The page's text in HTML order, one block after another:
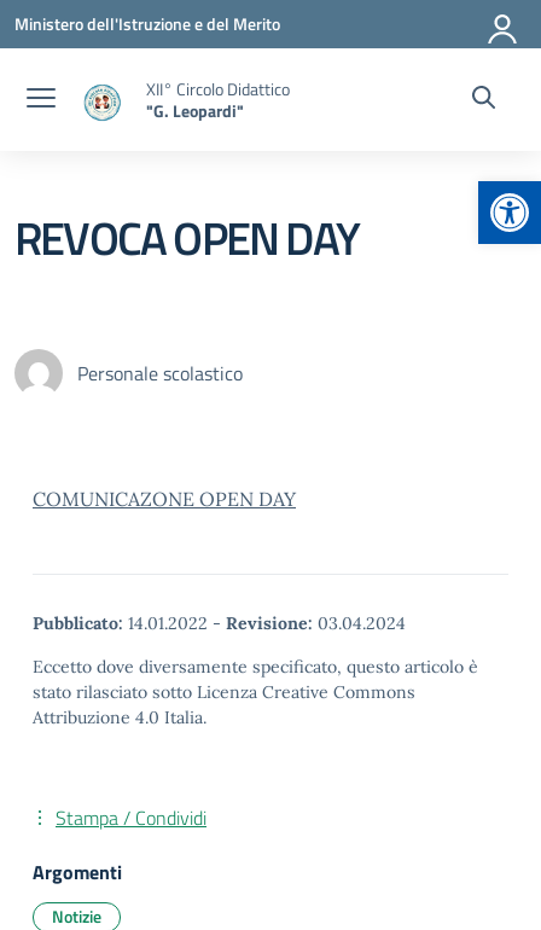
Vai ai contenuti
Vai al menu di navigazione
Vai al footer
Ministero dell'Istruzione e del Merito
XII° Circolo Didattico
"G. Leopardi"
REVOCA OPEN DAY
Personale scolastico
COMUNICAZONE OPEN DAY
Pubblicato: 14.01.2022 - Revisione: 03.04.2024
Eccetto dove diversamente specificato, questo articolo è
stato rilasciato sotto Licenza Creative Commons
Attribuzione 4.0 Italia.
Stampa / Condividi
Argomenti
Notizie